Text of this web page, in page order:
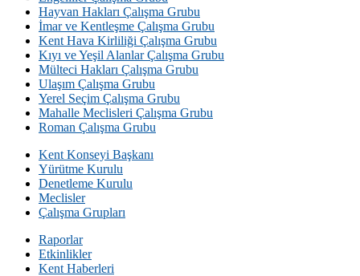
Hayvan Hakları Çalışma Grubu
İmar ve Kentleşme Çalışma Grubu
Kent Hava Kirliliği Çalışma Grubu
Kıyı ve Yeşil Alanlar Çalışma Grubu
Mülteci Hakları Çalışma Grubu
Ulaşım Çalışma Grubu
Yerel Seçim Çalışma Grubu
Mahalle Meclisleri Çalışma Grubu
Roman Çalışma Grubu
Kent Konseyi Başkanı
Yürütme Kurulu
Denetleme Kurulu
Meclisler
Çalışma Grupları
Raporlar
Etkinlikler
Kent Haberleri